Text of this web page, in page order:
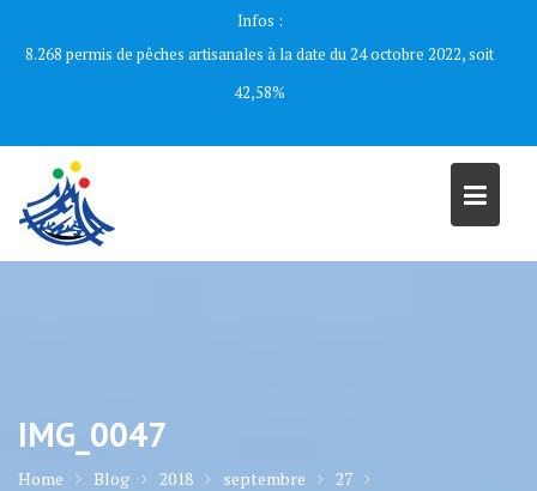
Infos :
8.268 permis de pêches artisanales à la date du 24 octobre 2022, soit
42,58%
IMG_0047
Home Blog 2018 septembre
27